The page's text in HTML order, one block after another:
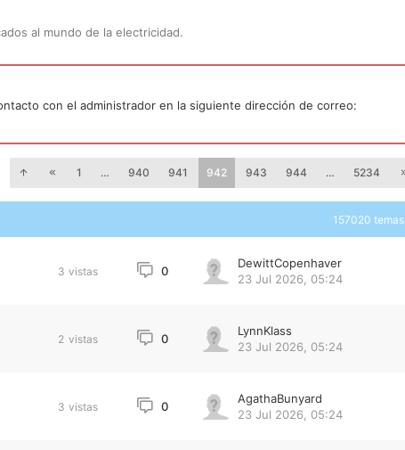
al mundo de la electricidad.
con el administrador en la siguiente dirección de correo:
1 … 940 941 942 943 944 … 5234
157020 temas
3 vistas 0
DewittCopenhaver
23 Jul 2026, 05:24
2 vistas 0
LynnKlass
23 Jul 2026, 05:24
3 vistas 0
AgathaBunyard
23 Jul 2026, 05:24